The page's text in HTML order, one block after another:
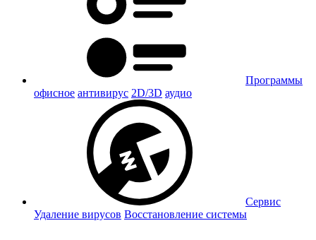
Программы
офисное антивирус 2D/3D аудио
Сервис
Удаление вирусов Восстановление системы